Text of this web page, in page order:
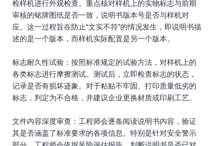
检样机进行外观检查。重点核对样机上的实物标志与前期
审核的铭牌图纸是否一致，说明书版本号是否与样机对
应。这一过程旨在防止“文实不符”的情况发生，即说明书描
述的是一个版本，而样机实际配置是另一个版本。
标志耐久性试验：按照标准规定的试验方法，对样机上的
各类标志进行摩擦测试。测试后，立即检查标志的状态，
记录是否有损坏迹象。对于粘贴不牢固、打印质量低劣的
标志，判定为不合格，并建议企业更换材质或印刷工艺。
文件内容深度审查：工程师会逐条阅读说明书内容，验证
其是否涵盖了标准要求的各项信息。特别是针对安全警示